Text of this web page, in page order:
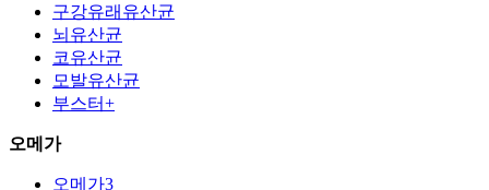
구강유래유산균
뇌유산균
코유산균
모발유산균
부스터+
오메가
오메가3